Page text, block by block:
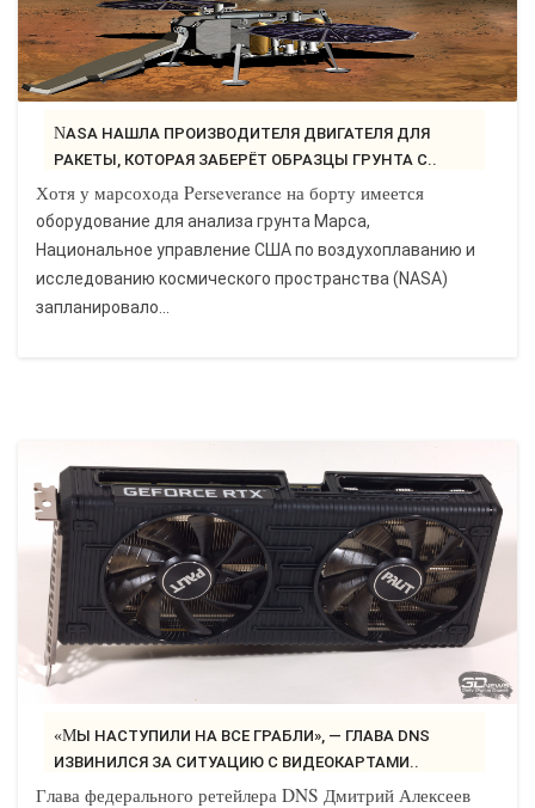
NASA НАШЛА ПРОИЗВОДИТЕЛЯ ДВИГАТЕЛЯ ДЛЯ
РАКЕТЫ, КОТОРАЯ ЗАБЕРЁТ ОБРАЗЦЫ ГРУНТА С..
Хотя у марсохода Perseverance на борту имеется
оборудование для анализа грунта Марса,
Национальное управление США по воздухоплаванию и
исследованию космического пространства (NASA)
запланировало...
«МЫ НАСТУПИЛИ НА ВСЕ ГРАБЛИ», — ГЛАВА DNS
ИЗВИНИЛСЯ ЗА СИТУАЦИЮ С ВИДЕОКАРТАМИ..
Глава федерального ретейлера DNS Дмитрий Алексеев